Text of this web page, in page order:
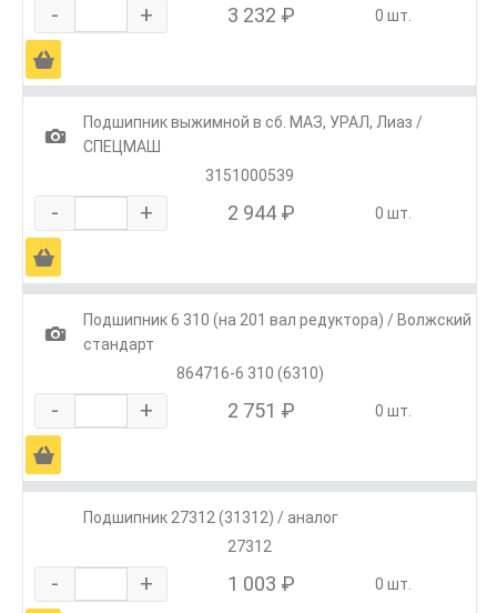
- + 3 232 ₽ 0 шт.
Ä
1
Подшипник выжимной в сб. МАЗ, УРАЛ, Лиаз /
СПЕЦМАШ
3151000539
- + 2 944 ₽ 0 шт.
Ä
1
Подшипник 6 310 (на 201 вал редуктора) / Волжский
стандарт
864716-6 310 (6310)
- + 2 751 ₽ 0 шт.
Ä
Подшипник 27312 (31312) / аналог
27312
- + 1 003 ₽ 0 шт.